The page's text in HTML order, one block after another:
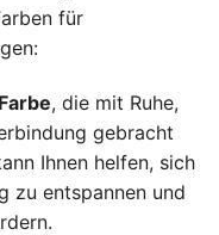
für
, die mit Ruhe,
gebracht
Ihnen helfen, sich
zu entspannen und